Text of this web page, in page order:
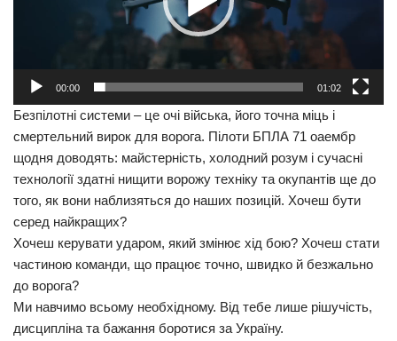
Політика
Світ
Цікаво
Наука
Технології
Історії
Привітання
Здоров’я
00:00 01:02
Безпілотні системи – це очі війська, його точна міць і
смертельний вирок для ворога. Пілоти БПЛА 71 оаембр
щодня доводять: майстерність, холодний розум і сучасні
технології здатні нищити ворожу техніку та окупантів ще до
того, як вони наблизяться до наших позицій. Хочеш бути
серед найкращих?
Хочеш керувати ударом, який змінює хід бою? Хочеш стати
частиною команди, що працює точно, швидко й безжально
до ворога?
Ми навчимо всьому необхідному. Від тебе лише рішучість,
дисципліна та бажання боротися за Україну.